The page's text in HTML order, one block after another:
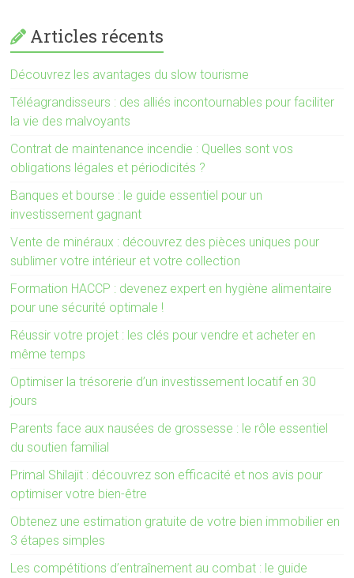
Articles récents
Découvrez les avantages du slow tourisme
Téléagrandisseurs : des alliés incontournables pour faciliter
la vie des malvoyants
Contrat de maintenance incendie : Quelles sont vos
obligations légales et périodicités ?
Banques et bourse : le guide essentiel pour un
investissement gagnant
Vente de minéraux : découvrez des pièces uniques pour
sublimer votre intérieur et votre collection
Formation HACCP : devenez expert en hygiène alimentaire
pour une sécurité optimale !
Réussir votre projet : les clés pour vendre et acheter en
même temps
Optimiser la trésorerie d’un investissement locatif en 30
jours
Parents face aux nausées de grossesse : le rôle essentiel
du soutien familial
Primal Shilajit : découvrez son efficacité et nos avis pour
optimiser votre bien-être
Obtenez une estimation gratuite de votre bien immobilier en
3 étapes simples
Les compétitions d’entraînement au combat : le guide